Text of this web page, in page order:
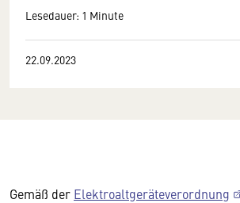
Lesedauer: 1 Minute
22.09.2023
Gemäß der Elektroaltgeräteverordnung